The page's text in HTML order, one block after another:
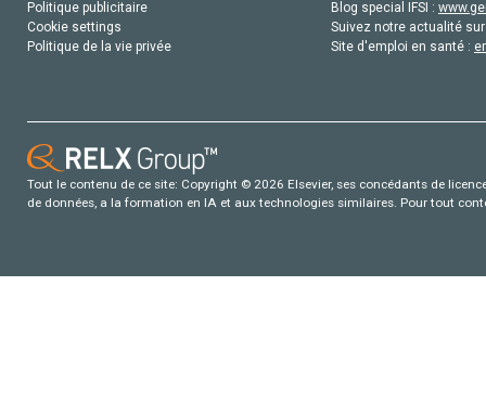
Politique publicitaire
Cookie settings
Politique de la vie privée
Blog special IFSI :
Suivez notre actualité
Site d'emploi en santé :
Tout le contenu de ce site: Copyright © 2026 Elsevier, ses concédants de
de données, a la formation en IA et aux technologies similaires. Pour tout